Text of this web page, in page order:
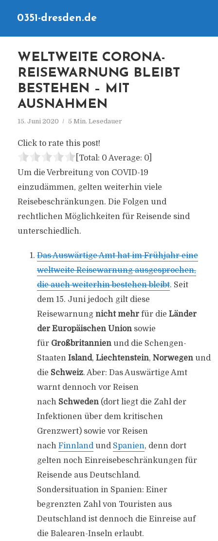
0351-dresden.de
WELTWEITE CORONA-
REISEWARNUNG BLEIBT
BESTEHEN – MIT
AUSNAHMEN
15. Juni 2020 5 Min. Lesedauer
Click to rate this post!
[Total: 0 Average: 0]
Um die Verbreitung von COVID-19
einzudämmen, gelten weiterhin viele
Reisebeschränkungen. Die Folgen und
rechtlichen Möglichkeiten für Reisende sind
unterschiedlich.
Das Auswärtige Amt hat im Frühjahr eine
weltweite Reisewarnung ausgesprochen,
die auch weiterhin bestehen bleibt. Seit
dem 15. Juni jedoch gilt diese
Reisewarnung nicht mehrfür die Länder
der Europäischen Unionsowie
für Großbritannienund die Schengen-
Staaten Island, Liechtenstein, Norwegenund
die Schweiz. Aber: Das Auswärtige Amt
warnt dennoch vor Reisen
nach Schweden(dort liegt die Zahl der
Infektionen über dem kritischen
Grenzwert) sowie vor Reisen
nach Finnlandund Spanien, denn dort
gelten noch Einreisebeschränkungen für
Reisende aus Deutschland.
Sondersituation in Spanien: Einer
begrenzten Zahl von Touristen aus
Deutschland ist dennoch die Einreise auf
die Balearen-Inseln erlaubt.